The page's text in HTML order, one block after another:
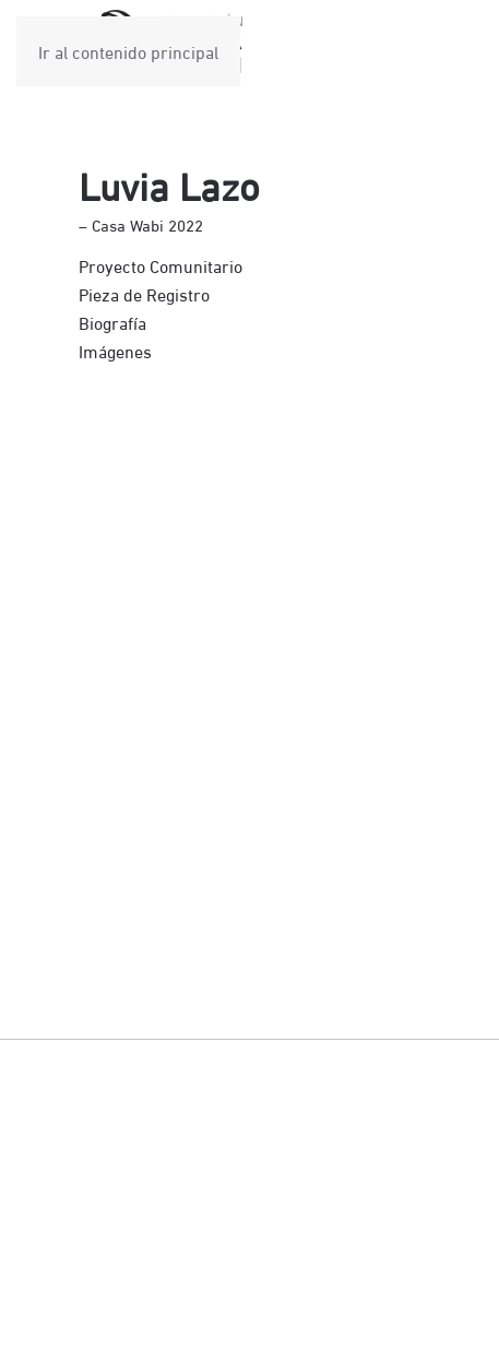
Ir al contenido principal
Luvia Lazo
– Casa Wabi 2022
Proyecto Comunitario
Pieza de Registro
Biografía
Imágenes